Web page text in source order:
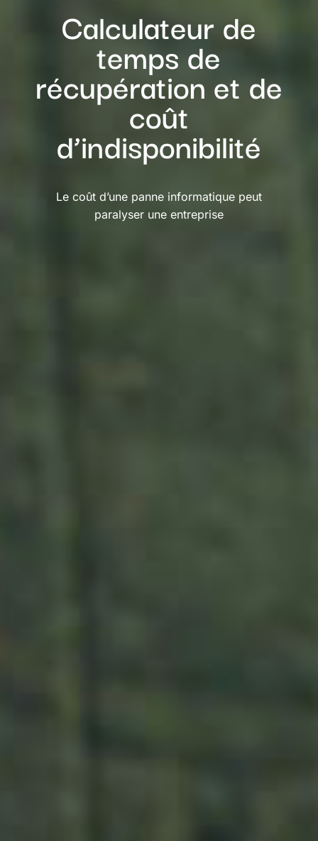
Calculateur de
temps de
récupération et de
coût
d’indisponibilité
Le coût d’une panne informatique peut
paralyser une entreprise